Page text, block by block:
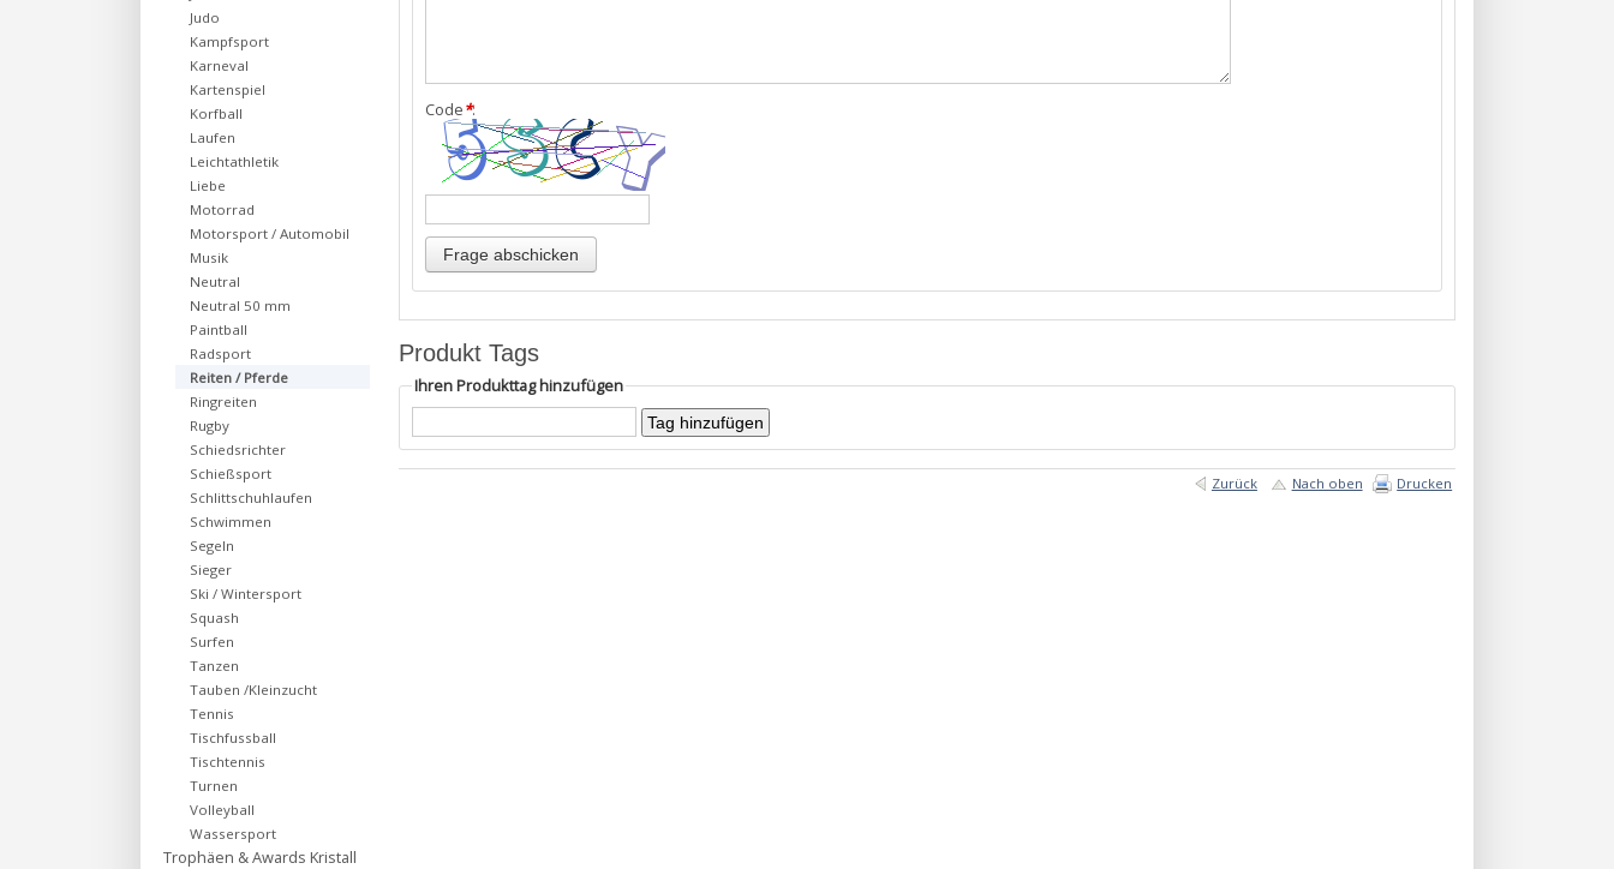
Code*:
Produkt Tags
Ihren Produkttag hinzufügen
Zurück Nach oben Drucken
Judo
Kampfsport
Karneval
Kartenspiel
Korfball
Laufen
Leichtathletik
Liebe
Motorrad
Motorsport / Automobil
Musik
Neutral
Neutral 50 mm
Paintball
Radsport
Reiten / Pferde
Ringreiten
Rugby
Schiedsrichter
Schießsport
Schlittschuhlaufen
Schwimmen
Segeln
Sieger
Ski / Wintersport
Squash
Surfen
Tanzen
Tauben /Kleinzucht
Tennis
Tischfussball
Tischtennis
Turnen
Volleyball
Wassersport
Trophäen & Awards Kristall